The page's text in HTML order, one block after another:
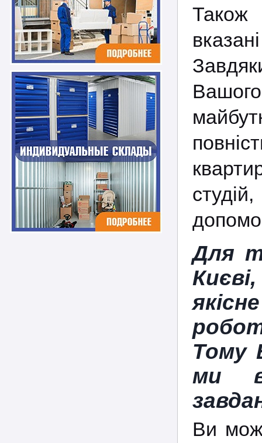
Також
Для
Тому
ми
Ви